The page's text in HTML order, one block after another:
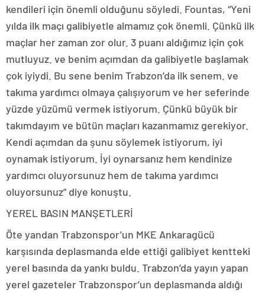
kendileri için önemli olduğunu söyledi. Fountas, “Yeni
yılda ilk maçı galibiyetle almamız çok önemli. Çünkü ilk
maçlar her zaman zor olur. 3 puanı aldığımız için çok
mutluyuz. ve benim açımdan da galibiyetle başlamak
çok iyiydi. Bu sene benim Trabzon’da ilk senem. ve
takıma yardımcı olmaya çalışıyorum ve her seferinde
yüzde yüzümü vermek istiyorum. Çünkü büyük bir
takımdayım ve bütün maçları kazanmamız gerekiyor.
Kendi açımdan da şunu söylemek istiyorum, iyi
oynamak istiyorum. İyi oynarsanız hem kendinize
yardımcı oluyorsunuz hem de takıma yardımcı
oluyorsunuz” diye konuştu.
YEREL BASIN MANŞETLERİ
Öte yandan Trabzonspor’un MKE Ankaragücü
karşısında deplasmanda elde ettiği galibiyet kentteki
yerel basında da yankı buldu. Trabzon’da yayın yapan
yerel gazeteler Trabzonspor’un deplasmanda aldığı